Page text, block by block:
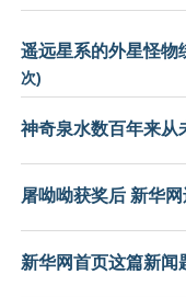
遥远星系的外星怪物
次)
神奇泉水数百年来从
屠呦呦获奖后 新华
新华网首页这篇新闻